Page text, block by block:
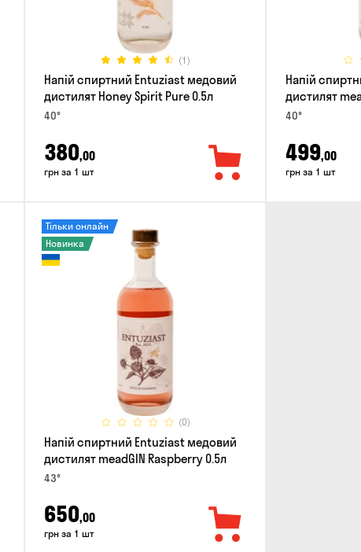
(1)
Напій спиртний Entuziast медовий
дистилят Honey Spirit Pure 0.5л
40°
380,00
грн за 1 шт
Напій
дистилят
40°
499,00
грн за 1 шт
(0)
Тільки онлайн
Новинка
Напій спиртний Entuziast медовий
дистилят meadGIN Raspberry 0.5л
43°
650,00
грн за 1 шт